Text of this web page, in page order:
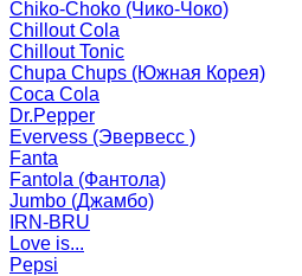
Chiko-Choko (Чико-Чоко)
Chillout Cola
Chillout Tonic
Chupa Chups (Южная Корея)
Coca Cola
Dr.Pepper
Evervess (Эвервесс )
Fanta
Fantola (Фантола)
Jumbo (Джамбо)
IRN-BRU
Love is...
Pepsi